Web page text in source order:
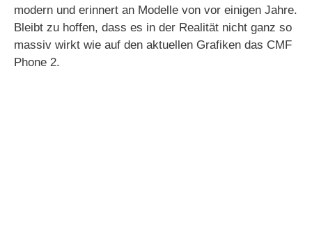
modern und erinnert an Modelle von vor einigen Jahre.
Bleibt zu hoffen, dass es in der Realität nicht ganz so
massiv wirkt wie auf den aktuellen Grafiken das CMF
Phone 2.